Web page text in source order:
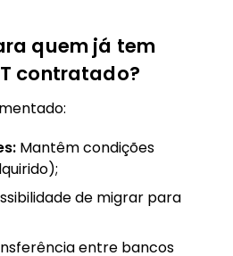
quem já tem
contratado?
Mantêm condições
de migrar para
entre bancos